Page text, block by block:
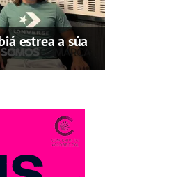
estrea a súa